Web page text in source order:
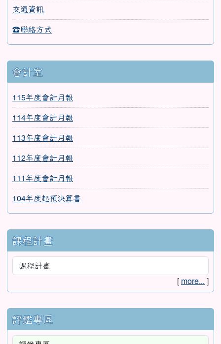
交通資訊
☎聯絡方式
會計室
115年度會計月報
114年度會計月報
113年度會計月報
112年度會計月報
111年度會計月報
104年度起預決算書
課程計畫
[ more... ]
評鑑專區